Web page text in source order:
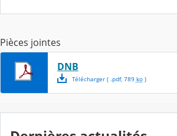
Pièces jointes
DNB
Télécharger( .pdf, 789 ko)